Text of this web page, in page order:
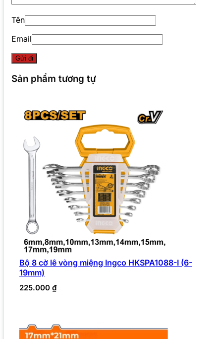
Tên
Email
Sản phẩm tương tự
Bộ 8 cờ lê vòng miệng Ingco HKSPA1088-I (6-
19mm)
225.000 ₫